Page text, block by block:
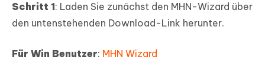
Schritt 1: Laden Sie zunächst den MHN-Wizard über
den untenstehenden Download-Link herunter.
Für Win Benutzer: MHN Wizard